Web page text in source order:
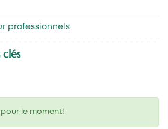
professionnels
le moment!